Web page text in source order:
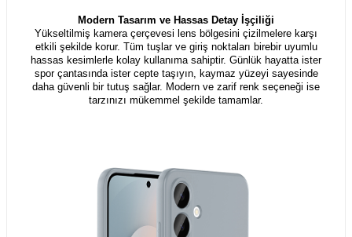
Modern Tasarım ve Hassas Detay İşçiliği
Yükseltilmiş kamera çerçevesi lens bölgesini çizilmelere karşı
etkili şekilde korur. Tüm tuşlar ve giriş noktaları birebir uyumlu
hassas kesimlerle kolay kullanıma sahiptir. Günlük hayatta ister
spor çantasında ister cepte taşıyın, kaymaz yüzeyi sayesinde
daha güvenli bir tutuş sağlar. Modern ve zarif renk seçeneği ise
tarzınızı mükemmel şekilde tamamlar.